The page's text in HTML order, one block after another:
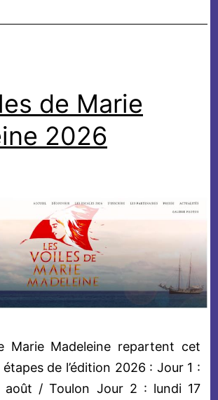
de Marie
2026
Marie Madeleine repartent cet
de l’édition 2026 : Jour 1 :
août / Toulon Jour 2 : lundi 17